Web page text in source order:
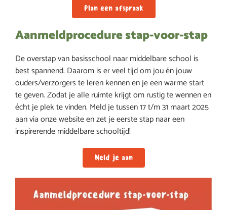
Plan een afspraak
Aanmeldprocedure stap-voor-stap
De overstap van basisschool naar middelbare school is
best spannend. Daarom is er veel tijd om jou én jouw
ouders/verzorgers te leren kennen en je een warme start
te geven. Zodat je alle ruimte krijgt om rustig te wennen en
écht je plek te vinden. Meld je tussen 17 t/m 31 maart 2025
aan via onze website en zet je eerste stap naar een
inspirerende middelbare schooltijd!
Meld je aan